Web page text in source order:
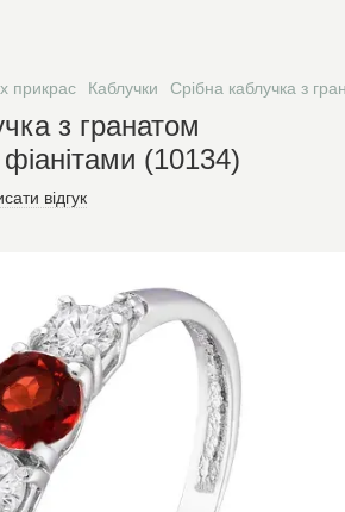
прикрас Каблучки Срібна каблучка з
з гранатом
(10134)
відгук